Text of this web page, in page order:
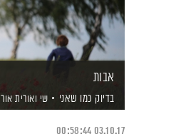
אבות
בדיוק כמו שאני שי ואורית אור
03.10.17
00:58:44